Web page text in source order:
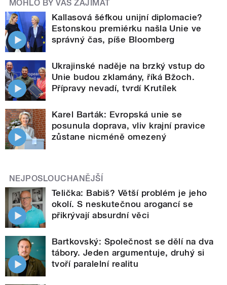
MOHLO BY VÁS ZAJÍMAT
Kallasová šéfkou unijní diplomacie?
Estonskou premiérku našla Unie ve
správný čas, píše Bloomberg
Ukrajinské naděje na brzký vstup do
Unie budou zklamány, říká Bžoch.
Přípravy nevadí, tvrdí Krutílek
Karel Barták: Evropská unie se
posunula doprava, vliv krajní pravice
zůstane nicméně omezený
NEJPOSLOUCHANĚJŠÍ
Telička: Babiš? Větší problém je jeho
okolí. S neskutečnou arogancí se
přikrývají absurdní věci
Bartkovský: Společnost se dělí na dva
tábory. Jeden argumentuje, druhý si
tvoří paralelní realitu